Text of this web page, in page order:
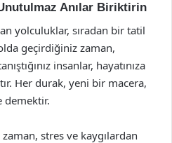
Anılar Biriktirin
yolculuklar, sıradan bir tatil
geçirdiğiniz zaman,
insanlar, hayatınıza
Her durak, yeni bir macera,
demektir.
stres ve kaygılardan